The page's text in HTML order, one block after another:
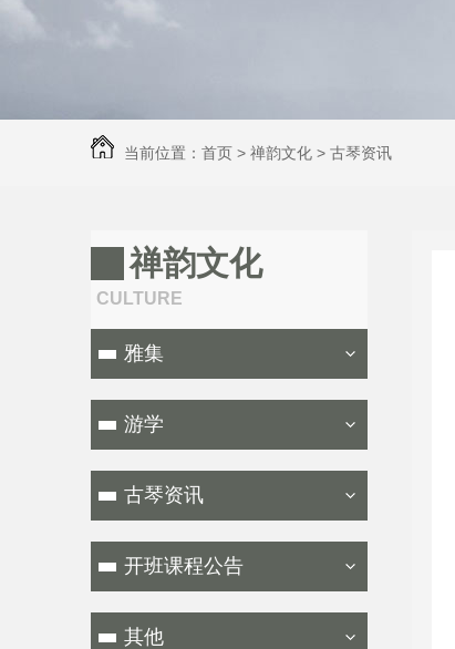
当前位置： 首页 > 禅韵文化 > 古琴资讯
禅韵文化
CULTURE
雅集
游学
古琴资讯
开班课程公告
其他